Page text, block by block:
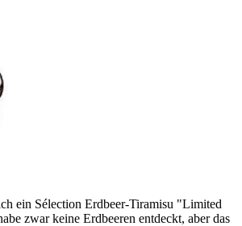
ein Sélection Erdbeer-Tiramisu "Limited
zwar keine Erdbeeren entdeckt, aber das